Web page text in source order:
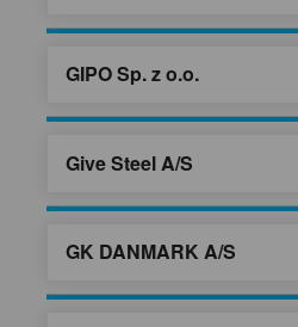
GIPO Sp. z o.o.
Give Steel A/S
GK DANMARK A/S